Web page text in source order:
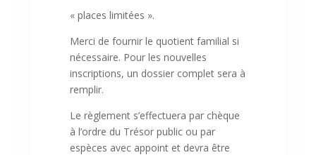
« places limitées ».
Merci de fournir le quotient familial si
nécessaire. Pour les nouvelles
inscriptions, un dossier complet sera à
remplir.
Le règlement s’effectuera par chèque
à l’ordre du Trésor public ou par
espèces avec appoint et devra être